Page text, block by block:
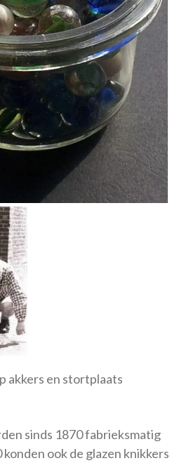
akkers en stortplaats
sinds 1870 fabrieksmatig
ook de glazen knikkers